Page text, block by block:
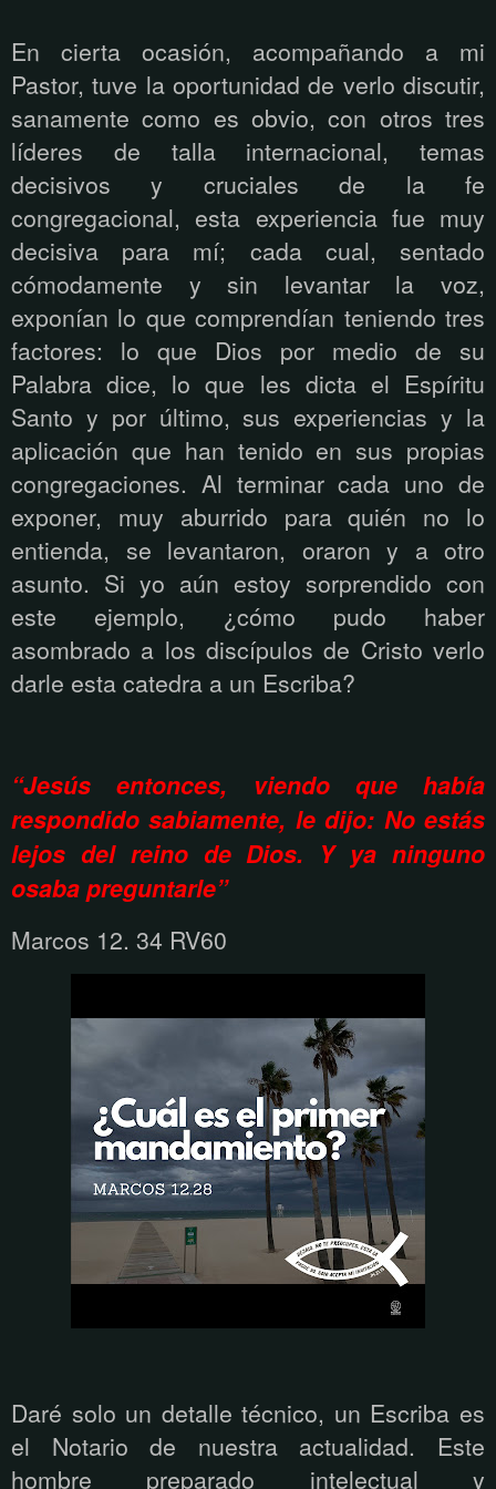
En cierta ocasión, acompañando a mi
Pastor, tuve la oportunidad de verlo discutir,
sanamente como es obvio, con otros tres
líderes de talla internacional, temas
decisivos y cruciales de la fe
congregacional, esta experiencia fue muy
decisiva para mí; cada cual, sentado
cómodamente y sin levantar la voz,
exponían lo que comprendían teniendo tres
factores: lo que Dios por medio de su
Palabra dice, lo que les dicta el Espíritu
Santo y por último, sus experiencias y la
aplicación que han tenido en sus propias
congregaciones. Al terminar cada uno de
exponer, muy aburrido para quién no lo
entienda, se levantaron, oraron y a otro
asunto. Si yo aún estoy sorprendido con
este ejemplo, ¿cómo pudo haber
asombrado a los discípulos de Cristo verlo
darle esta catedra a un Escriba?
“Jesús entonces, viendo que había
respondido sabiamente, le dijo: No estás
lejos del reino de Dios. Y ya ninguno
osaba preguntarle”
Marcos 12. 34 RV60
Daré solo un detalle técnico, un Escriba es
el Notario de nuestra actualidad. Este
hombre preparado intelectual y